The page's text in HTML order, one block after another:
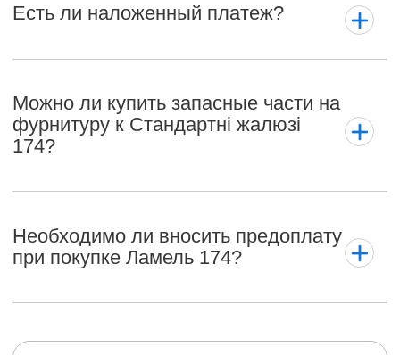
Есть ли наложенный платеж?
Можно ли купить запасные части на
фурнитуру к Стандартні жалюзі
174?
Необходимо ли вносить предоплату
при покупке Ламель 174?